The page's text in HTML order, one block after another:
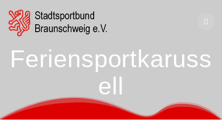
Feriensportkaruss
ell